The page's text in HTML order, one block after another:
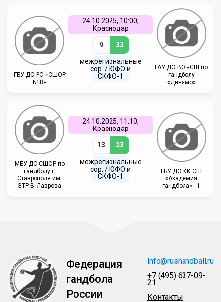
ГБУ ДО РО «СШОР
№ 8»
24.10.2025, 10:00,
Краснодар
9 33
межрегиональные
сор. / ЮФО и
СКФО-1
ГАУ ДО ВО «СШ по
гандболу
«Динамо»
МБУ ДО СШОР по
гандболу г.
Ставрополя им.
ЗТР В. Лаврова
24.10.2025, 11:10,
Краснодар
13 23
межрегиональные
сор. / ЮФО и
СКФО-1
ГБУ ДО КК СШ
«Академия
гандбола» - 1
Федерация
гандбола
России
info@rushandball.ru
+7 (495) 637-09-
21
Контакты